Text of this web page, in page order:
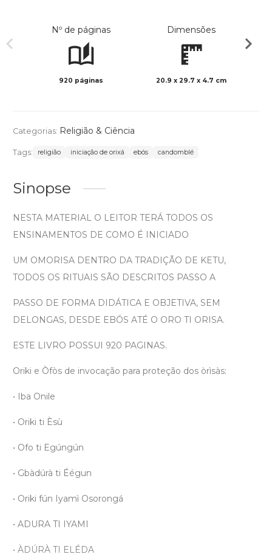
Nº de páginas
920 páginas
Dimensões
20.9 x 29.7 x 4.7 cm
Categorias: Religião & Ciência
Tags: religião iniciação de orixá ebós candomblé
Sinopse
NESTA MATERIAL O LEITOR TERÁ TODOS OS
ENSINAMENTOS DE COMO É INICIADO
UM OMORISA DENTRO DA TRADIÇÃO DE KETU,
TODOS OS RITUAIS SÃO DESCRITOS PASSO A
PASSO DE FORMA DIDÁTICA E OBJETIVA, SEM
DELONGAS, DESDE EBÓS ATÉ O ORO TI ORISA.
ESTE LIVRO POSSUI 920 PAGINAS.
Oriki e Òfòs de invocação para proteção dos òrìsàs:
• Iba Onile
• Oriki ti Èsù
• Ofo ti Egúngún
• Gbàdúrà ti Éégun
• Oriki fún Iyamì Osorongá
• ADURA TI IYAMI
• ÀDÚRÀ TI ELÉDA